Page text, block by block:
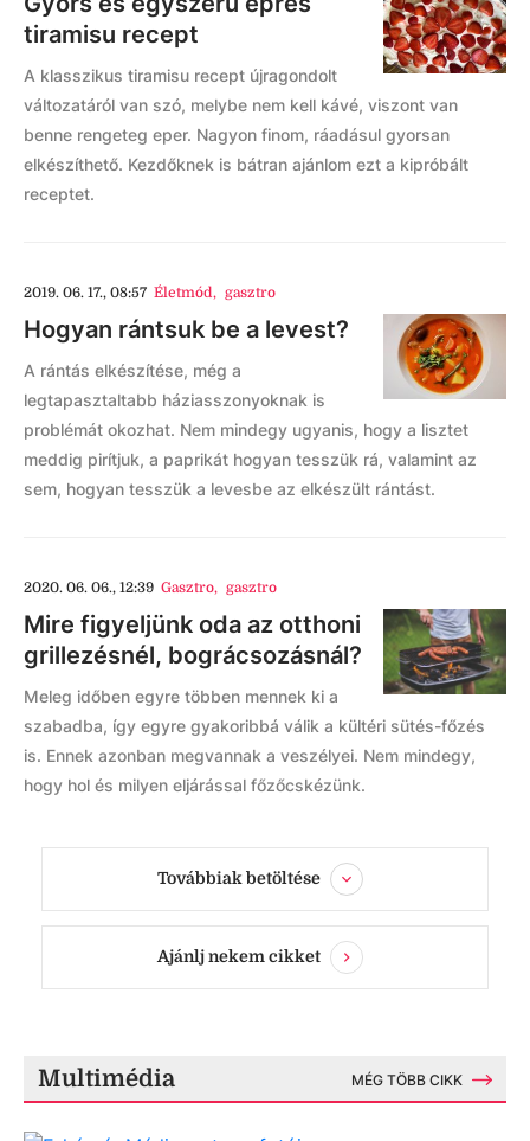
tiramisu recept
A klasszikus tiramisu recept újragondolt
változatáról van szó, melybe nem kell kávé, viszont van
benne rengeteg eper. Nagyon finom, ráadásul gyorsan
elkészíthető. Kezdőknek is bátran ajánlom ezt a kipróbált
receptet.
2019. 06. 17., 08:57 Életmód, gasztro
Hogyan rántsuk be a levest?
A rántás elkészítése, még a
legtapasztaltabb háziasszonyoknak is
problémát okozhat. Nem mindegy ugyanis, hogy a lisztet
meddig pirítjuk, a paprikát hogyan tesszük rá, valamint az
sem, hogyan tesszük a levesbe az elkészült rántást.
2020. 06. 06., 12:39 Gasztro, gasztro
Mire figyeljünk oda az otthoni
grillezésnél, bográcsozásnál?
Meleg időben egyre többen mennek ki a
szabadba, így egyre gyakoribbá válik a kültéri sütés-főzés
is. Ennek azonban megvannak a veszélyei. Nem mindegy,
hogy hol és milyen eljárással főzőcskézünk.
Továbbiak betöltése
Ajánlj nekem cikket
Multimédia MÉG TÖBB CIKK